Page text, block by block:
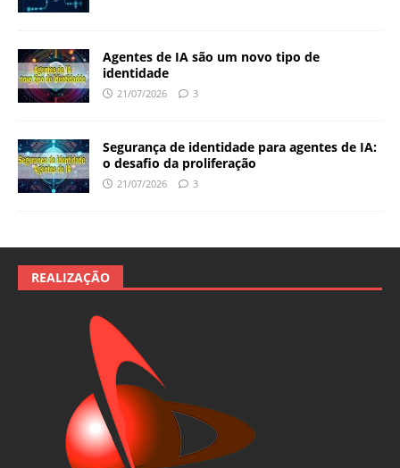
Agentes de IA são um novo tipo de
identidade
21/07/2026 3
Segurança de identidade para agentes de IA:
o desafio da proliferação
21/07/2026 3
REALIZAÇÃO